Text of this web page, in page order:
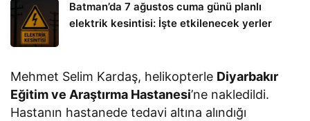
Batman’da 7 ağustos cuma günü planlı
elektrik kesintisi: İşte etkilenecek yerler
Mehmet Selim Kardaş, helikopterle Diyarbakır
Eğitim ve Araştırma Hastanesi’ne nakledildi.
Hastanın hastanede tedavi altına alındığı